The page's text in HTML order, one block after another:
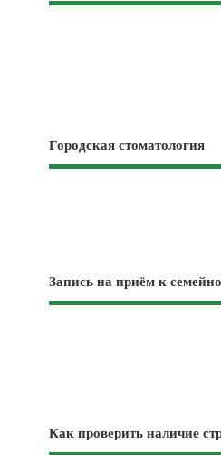
Городская стоматология
Запись на приём к
Как проверить наличие